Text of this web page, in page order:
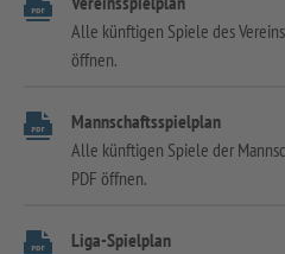
Alle künftigen Spiele des
öffnen.
Mannschaftsspielplan
Alle künftigen Spiele der
PDF öffnen.
Liga-Spielplan